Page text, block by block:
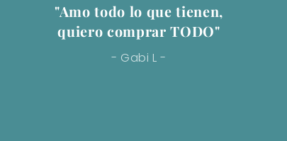
"Amo todo lo que tienen,
quiero comprar TODO"
- Gabi L -